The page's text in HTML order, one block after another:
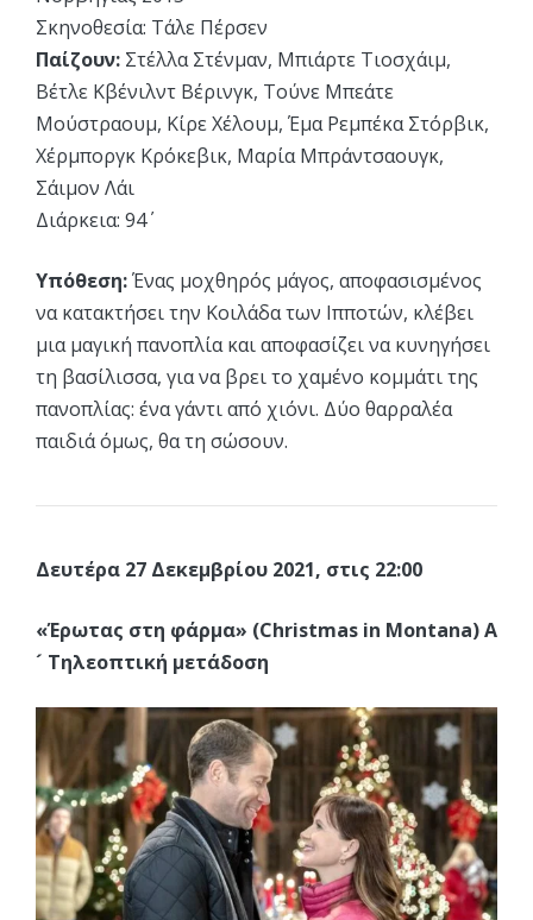
Σκηνοθεσία: Τάλε Πέρσεν
Παίζουν: Στέλλα Στένμαν, Μπιάρτε Τιοσχάιμ,
Βέτλε Κβένιλντ Βέρινγκ, Τούνε Μπεάτε
Μούστραουμ, Κίρε Χέλουμ, Έμα Ρεμπέκα Στόρβικ,
Χέρμποργκ Κρόκεβικ, Μαρία Μπράντσαουγκ,
Σάιμον Λάι
Διάρκεια: 94΄
Υπόθεση:Ένας μοχθηρός μάγος, αποφασισμένος
να κατακτήσει την Κοιλάδα των Ιπποτών, κλέβει
μια μαγική πανοπλία και αποφασίζει να κυνηγήσει
τη βασίλισσα, για να βρει το χαμένο κομμάτι της
πανοπλίας: ένα γάντι από χιόνι. Δύο θαρραλέα
παιδιά όμως, θα τη σώσουν.
Δευτέρα 27 Δεκεμβρίου 2021, στις 22:00
«Έρωτας στη φάρμα» (Christmas in Montana) Α
´ Τηλεοπτική μετάδοση